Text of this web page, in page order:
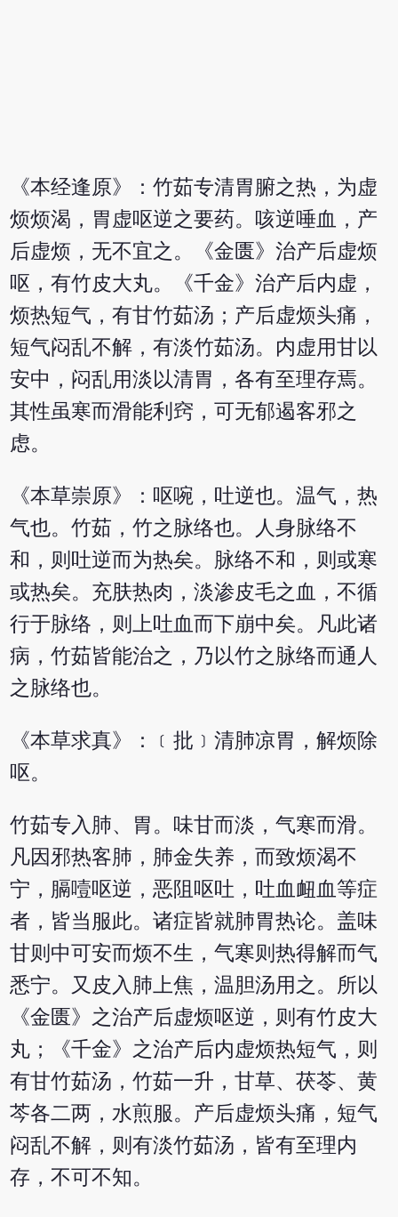
《本经逢原》：竹茹专清胃腑之热，为虚
烦烦渴，胃虚呕逆之要药。咳逆唾血，产
后虚烦，无不宜之。《金匮》治产后虚烦
呕，有竹皮大丸。《千金》治产后内虚，
烦热短气，有甘竹茹汤；产后虚烦头痛，
短气闷乱不解，有淡竹茹汤。内虚用甘以
安中，闷乱用淡以清胃，各有至理存焉。
其性虽寒而滑能利窍，可无郁遏客邪之
虑。
《本草崇原》：呕啘，吐逆也。温气，热
气也。竹茹，竹之脉络也。人身脉络不
和，则吐逆而为热矣。脉络不和，则或寒
或热矣。充肤热肉，淡渗皮毛之血，不循
行于脉络，则上吐血而下崩中矣。凡此诸
病，竹茹皆能治之，乃以竹之脉络而通人
之脉络也。
《本草求真》：﹝批﹞清肺凉胃，解烦除
呕。
竹茹专入肺、胃。味甘而淡，气寒而滑。
凡因邪热客肺，肺金失养，而致烦渴不
宁，膈噎呕逆，恶阻呕吐，吐血衄血等症
者，皆当服此。诸症皆就肺胃热论。盖味
甘则中可安而烦不生，气寒则热得解而气
悉宁。又皮入肺上焦，温胆汤用之。所以
《金匮》之治产后虚烦呕逆，则有竹皮大
丸；《千金》之治产后内虚烦热短气，则
有甘竹茹汤，竹茹一升，甘草、茯苓、黄
芩各二两，水煎服。产后虚烦头痛，短气
闷乱不解，则有淡竹茹汤，皆有至理内
存，不可不知。